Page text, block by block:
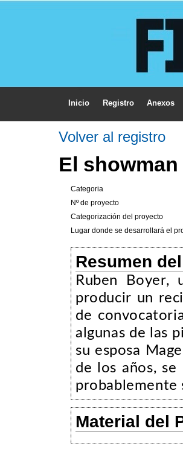
Inicio Registro Anexos
Volver al registro
El
Categoria
Nº de proyecto
Categorización del proyecto
Lugar donde se desarrollará el
Resumen
Ruben Boyer,
producir un
de
algunas de las
su esposa
de los años,
probablemente
Material del